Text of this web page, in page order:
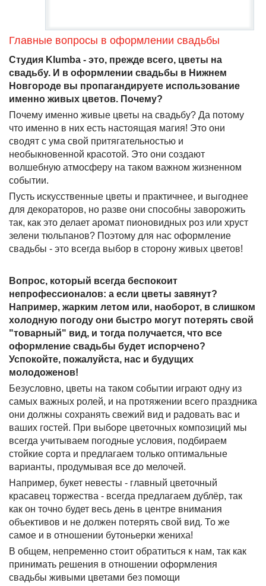
Главные вопросы в оформлении свадьбы
Студия Klumba - это, прежде всего, цветы на
свадьбу. И в оформлении свадьбы в Нижнем
Новгороде вы пропагандируете использование
именно живых цветов. Почему?
Почему именно живые цветы на свадьбу? Да потому
что именно в них есть настоящая магия! Это они
сводят с ума свой притягательностью и
необыкновенной красотой. Это они создают
волшебную атмосферу на таком важном жизненном
событии.
Пусть искусственные цветы и практичнее, и выгоднее
для декораторов, но разве они способны заворожить
так, как это делает аромат пионовидных роз или хруст
зелени тюльпанов? Поэтому для нас оформление
свадьбы - это всегда выбор в сторону живых цветов!
Вопрос, который всегда беспокоит
непрофессионалов: а если цветы завянут?
Например, жарким летом или, наоборот, в слишком
холодную погоду они быстро могут потерять свой
"товарный" вид, и тогда получается, что все
оформление свадьбы будет испорчено?
Успокойте, пожалуйста, нас и будущих
молодоженов!
Безусловно, цветы на таком событии играют одну из
самых важных ролей, и на протяжении всего праздника
они должны сохранять свежий вид и радовать вас и
ваших гостей. При выборе цветочных композиций мы
всегда учитываем погодные условия, подбираем
стойкие сорта и предлагаем только оптимальные
варианты, продумывая все до мелочей.
Например, букет невесты - главный цветочный
красавец торжества - всегда предлагаем дублёр, так
как он точно будет весь день в центре внимания
объективов и не должен потерять свой вид. То же
самое и в отношении бутоньерки жениха!
В общем, непременно стоит обратиться к нам, так как
принимать решения в отношении оформления
свадьбы живыми цветами без помощи